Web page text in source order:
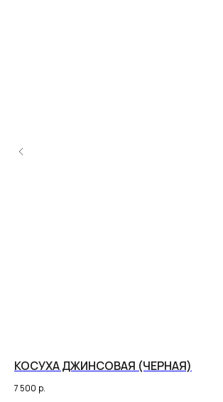
КОСУХА ДЖИНСОВАЯ (ЧЕРНАЯ)
7 500 р.